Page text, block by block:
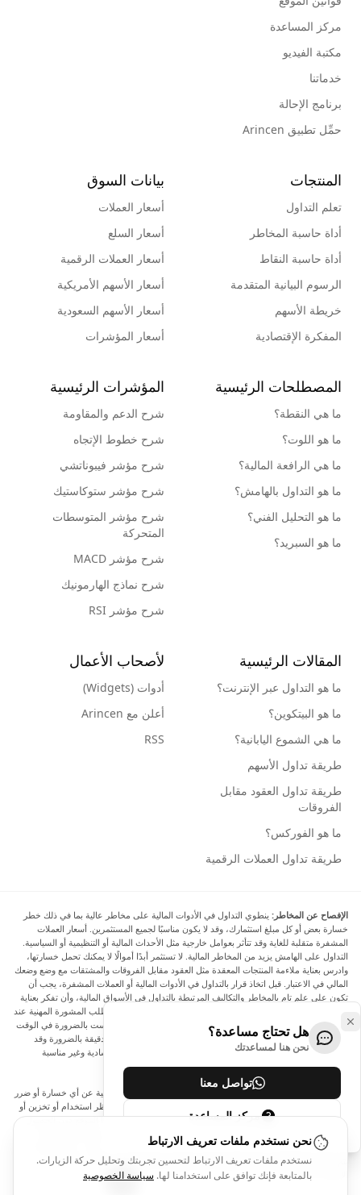
مركز المساعدة
مكتبة الفيديو
خدماتنا
برنامج الإحالة
حمِّل تطبيق Arincen
المنتجات
تعلم التداول
أداة حاسبة المخاطر
أداة حاسبة النقاط
الرسوم البيانية المتقدمة
خريطة الأسهم
المفكرة الإقتصادية
بيانات السوق
أسعار العملات
أسعار السلع
أسعار العملات الرقمية
أسعار الأسهم الأمريكية
أسعار الأسهم السعودية
أسعار المؤشرات
المصطلحات الرئيسية
ما هي النقطة؟
ما هو اللوت؟
ما هي الرافعة المالية؟
ما هو التداول بالهامش؟
ما هو التحليل الفني؟
ما هو السبريد؟
المؤشرات الرئيسية
شرح الدعم والمقاومة
شرح خطوط الإتجاه
شرح مؤشر فيبوناتشي
شرح مؤشر ستوكاستيك
شرح مؤشر المتوسطات
المتحركة
شرح مؤشر MACD
شرح نماذج الهارمونيك
شرح مؤشر RSI
المقالات الرئيسية
ما هو التداول عبر الإنترنت؟
ما هو البيتكوين؟
ما هي الشموع اليابانية؟
طريقة تداول الأسهم
طريقة تداول العقود مقابل
الفروقات
ما هو الفوركس؟
طريقة تداول العملات الرقمية
لأصحاب الأعمال
أدوات (Widgets)
أعلن مع Arincen
RSS
الإفصاح عن المخاطر: ينطوي التداول في الأدوات المالية على مخاطر عالية بما في ذلك خطر
خسارة بعض أو كل مبلغ استثمارك، وقد لا يكون مناسبًا لجميع المستثمرين. أسعار العملات
المشفرة متقلبة للغاية وقد تتأثر بعوامل خارجية مثل الأحداث المالية أو التنظيمية أو السياسية.
التداول على الهامش يزيد من المخاطر المالية. لا تستثمر أبدًا أموالًا لا يمكنك تحمل خسارتها،
وادرس بعناية ملاءمة المنتجات المعقدة مثل العقود مقابل الفروقات والمشتقات مع وضع وضعك
المالي في الاعتبار. قبل اتخاذ قرار بالتداول في الأدوات المالية أو العملات المشفرة، يجب أن
تكون على علم تام بالمخاطر والتكاليف المرتبطة بالتداول في الأسواق المالية، وأن تفكر بعناية
في أهدافك الاستثمارية ومستوى خبرتك ورغبتك في المخاطرة، وأن تطلب المشورة المهنية عند
الحاجة. تود Arincen أن تذكرك بأن البيانات الواردة في هذا الموقع ليست بالضرورة في الوقت
الفعلي وليست دقيقة. البيانات والأسعار الموجودة على الموقع ليست دقيقة بالضرورة وقد
تختلف عن السعر الفعلي في أي سوق معينة، مما يعني أن الأسعار إرشادية وغير مناسبة
لأغراض التداول.
لن يتحمل Arincen وأي مزود للبيانات الواردة في هذا الموقع المسؤولية عن أي خسارة أو ضرر
نتيجة لتداولك، أو اعتمادك على المعلومات الواردة في هذا الموقع. يحظر استخدام أو تخزين أو
إعادة إنتاج أو عرض أو تعديل أو نقل أو توزيع البيانات الموجودة في هذا الموقع دون الحصول
على إذن كتابي صريح مسبق من Arincen و/أو مزود البيانات. جميع حقوق الملكية الفكرية
محفوظة من قبل مقدمي الخدمة و/أو البورصة التي تقدم البيانات الواردة في هذا الموقع. قد
يتم تعويض Arincen من قبل المعلنين الذين يظهرون على الموقع، بناءً على تفاعلك مع
الإعلانات أو المعلنين.
هل تحتاج مساعدة؟
نحن هنا لمساعدتك
تواصل معنا
مركز المساعدة
نحن نستخدم ملفات تعريف الارتباط
نستخدم ملفات تعريف الارتباط لتحسين تجربتك وتحليل حركة الزيارات.
بالمتابعة فإنك توافق على استخدامنا لها. سياسة الخصوصية